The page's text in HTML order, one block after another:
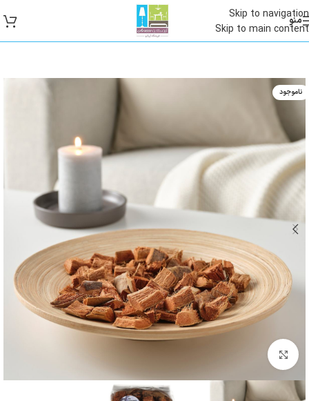
Skip to navigation
Skip to main content
منو
ناموجود
بزرگنمایی تصویر